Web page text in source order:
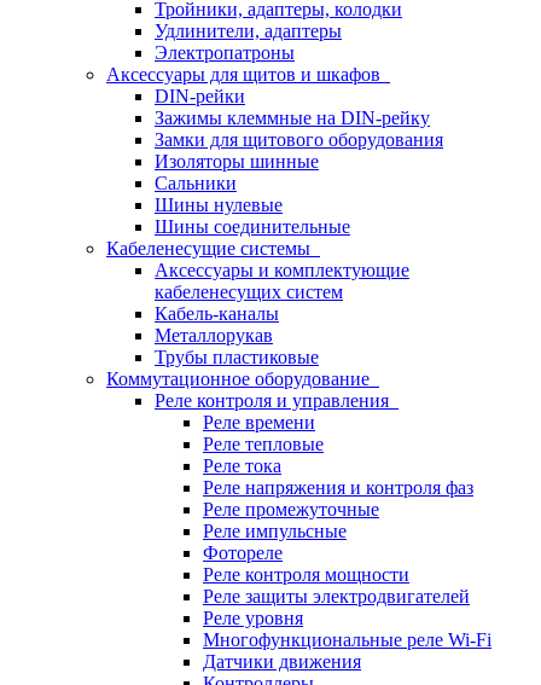
Тройники, адаптеры, колодки
Удлинители, адаптеры
Электропатроны
Аксессуары для щитов и шкафов
DIN-рейки
Зажимы клеммные на DIN-рейку
Замки для щитового оборудования
Изоляторы шинные
Сальники
Шины нулевые
Шины соединительные
Кабеленесущие системы
Аксессуары и комплектующие
кабеленесущих систем
Кабель-каналы
Металлорукав
Трубы пластиковые
Коммутационное оборудование
Реле контроля и управления
Реле времени
Реле тепловые
Реле тока
Реле напряжения и контроля фаз
Реле промежуточные
Реле импульсные
Фотореле
Реле контроля мощности
Реле защиты электродвигателей
Реле уровня
Многофункциональные реле Wi-Fi
Датчики движения